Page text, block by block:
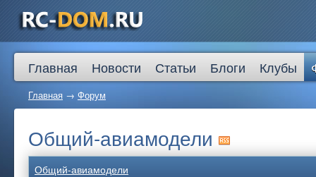
Главная Новости Статьи Блоги Клубы
Главная → Форум
Общий-авиамодели
Общий-авиамодели